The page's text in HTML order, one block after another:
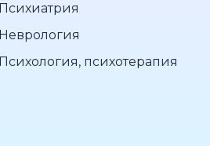
Психиатрия
Неврология
Психология, психотерапия